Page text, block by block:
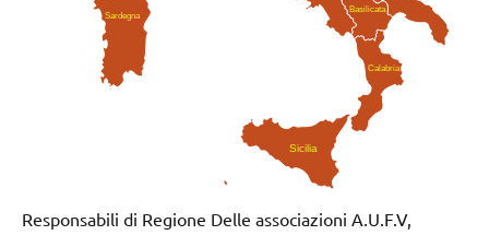
Basilicata
Calabria
Sardegna
Sicilia
Responsabili di Regione Delle associazioni A.U.F.V,